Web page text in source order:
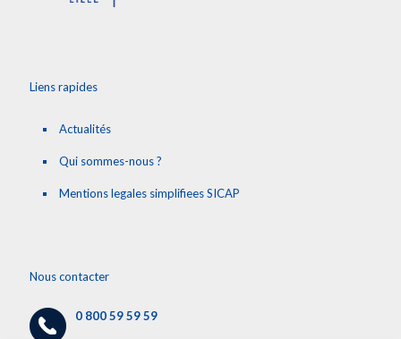
Liens rapides
Actualités
Qui sommes-nous ?
Mentions legales simplifiees SICAP
Nous contacter
0 800 59 59 59